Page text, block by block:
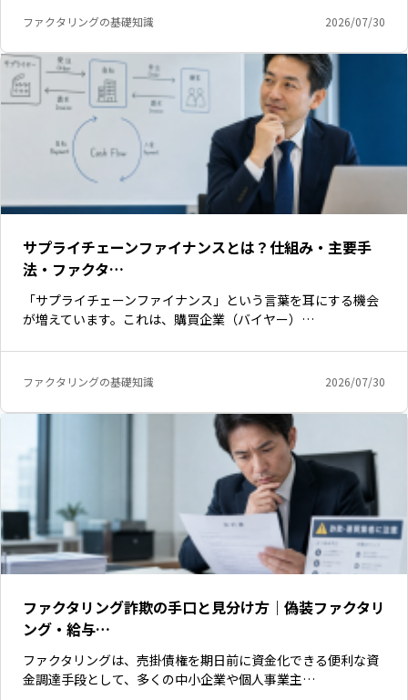
ファクタリングの基礎知識 2026/07/30
サプライチェーンファイナンスとは？仕組み・主要手
法・ファクタ…
「サプライチェーンファイナンス」という言葉を耳にする機会
が増えています。これは、購買企業（バイヤー）…
ファクタリングの基礎知識 2026/07/30
ファクタリング詐欺の手口と見分け方｜偽装ファクタリ
ング・給与…
ファクタリングは、売掛債権を期日前に資金化できる便利な資
金調達手段として、多くの中小企業や個人事業主…